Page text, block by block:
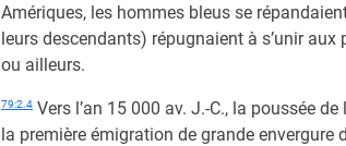
Amériques, les hommes bleus se
leurs descendants) répugnaient à s’unir aux
ou ailleurs.
79:2.4 Vers l’an 15 000 av. J.-C., la poussée
la première émigration de grande envergure